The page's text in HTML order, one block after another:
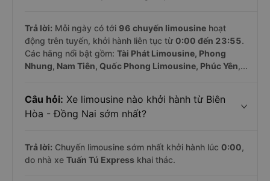
Trả lời: Mỗi ngày có tới 96 chuyến limousine hoạt
động trên tuyến, khởi hành liên tục từ0:00 đến 23:55.
Các hãng nổi bật gồm: Tài Phát Limousine, Phong
Nhung, Nam Tiên, Quốc Phong Limousine, Phúc Yên,...
Câu hỏi: Xe limousine nào khởi hành từ Biên
Hòa - Đồng Nai sớm nhất?
Trả lời: Chuyến limousine sớm nhất khởi hành lúc 0:00,
do nhà xe Tuấn Tú Express khai thác.